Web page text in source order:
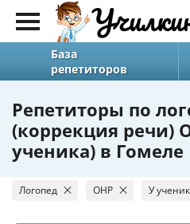
База
репетиторов
Репетиторы по
(коррекция речи)
ученика) в Гомеле
Логопед ОНР У